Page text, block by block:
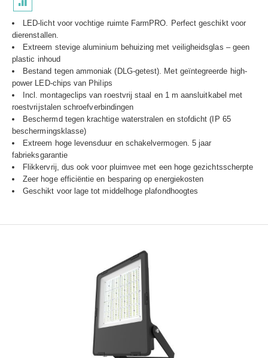
LED-licht voor vochtige ruimte FarmPRO. Perfect geschikt voor
dierenstallen.
Extreem stevige aluminium behuizing met veiligheidsglas – geen
plastic inhoud
Bestand tegen ammoniak (DLG-getest). Met geïntegreerde high-
power LED-chips van Philips
Incl. montageclips van roestvrij staal en 1 m aansluitkabel met
roestvrijstalen schroefverbindingen
Beschermd tegen krachtige waterstralen en stofdicht (IP 65
beschermingsklasse)
Extreem hoge levensduur en schakelvermogen. 5 jaar
fabrieksgarantie
Flikkervrij, dus ook voor pluimvee met een hoge gezichtsscherpte
Zeer hoge efficiëntie en besparing op energiekosten
Geschikt voor lage tot middelhoge plafondhoogtes